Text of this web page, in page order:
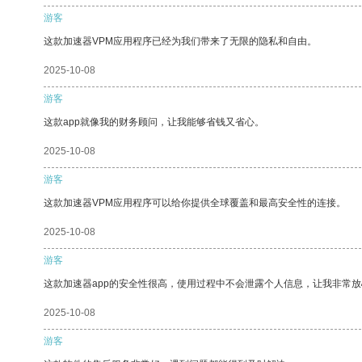
游客
这款加速器VPM应用程序已经为我们带来了无限的隐私和自由。
2025-10-08
游客
这款app就像我的财务顾问，让我能够省钱又省心。
2025-10-08
游客
这款加速器VPM应用程序可以给你提供全球覆盖和最高安全性的连接。
2025-10-08
游客
这款加速器app的安全性很高，使用过程中不会泄露个人信息，让我非常
2025-10-08
游客